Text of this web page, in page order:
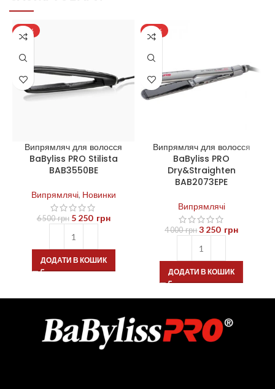
-19%
Випрямляч для волосся
BaByliss PRO Stilista
BAB3550BE
Випрямлячі, Новинки
6 500грн 5 250 грн
ДОДАТИ В КОШИК
-19%
Випрямляч для волосся
BaByliss PRO
Dry&Straighten
BAB2073EPE
Випрямлячі
4 000грн 3 250 грн
ДОДАТИ В КОШИК